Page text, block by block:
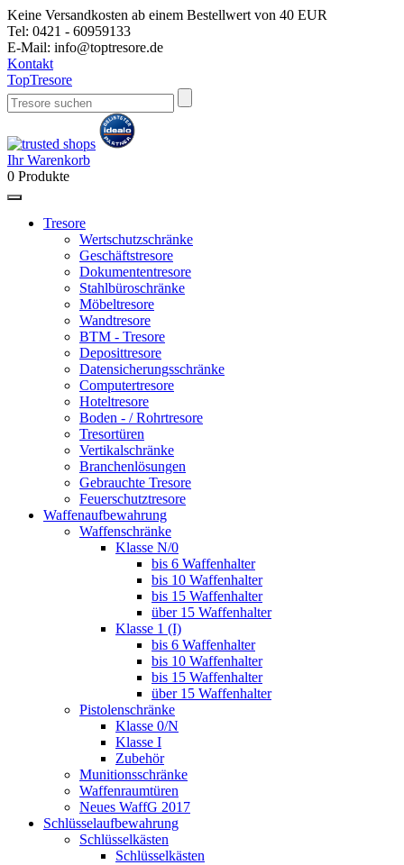
Keine Versandkosten ab einem Bestellwert von 40 EUR
Tel: 0421 - 60959133
E-Mail: info@toptresore.de
Kontakt
TopTresore
Ihr Warenkorb
0 Produkte
Tresore
Wertschutzschränke
Geschäftstresore
Dokumententresore
Stahlbüroschränke
Möbeltresore
Wandtresore
BTM - Tresore
Deposittresore
Datensicherungsschränke
Computertresore
Hoteltresore
Boden - / Rohrtresore
Tresortüren
Vertikalschränke
Branchenlösungen
Gebrauchte Tresore
Feuerschutztresore
Waffenaufbewahrung
Waffenschränke
Klasse N/0
bis 6 Waffenhalter
bis 10 Waffenhalter
bis 15 Waffenhalter
über 15 Waffenhalter
Klasse 1 (I)
bis 6 Waffenhalter
bis 10 Waffenhalter
bis 15 Waffenhalter
über 15 Waffenhalter
Pistolenschränke
Klasse 0/N
Klasse I
Zubehör
Munitionsschränke
Waffenraumtüren
Neues WaffG 2017
Schlüsselaufbewahrung
Schlüsselkästen
Schlüsselkästen